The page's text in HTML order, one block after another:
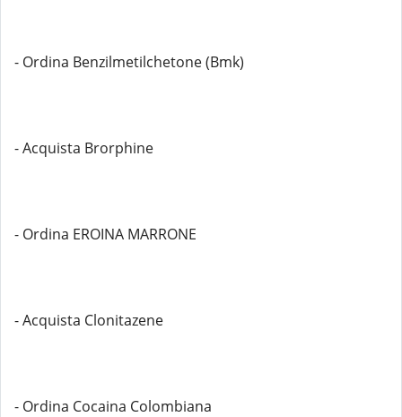
- Ordina Benzilmetilchetone (Bmk)
- Acquista Brorphine
- Ordina EROINA MARRONE
- Acquista Clonitazene
- Ordina Cocaina Colombiana